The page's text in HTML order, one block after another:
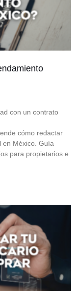
con un contrato
cómo redactar
en México. Guía
para propietarios e